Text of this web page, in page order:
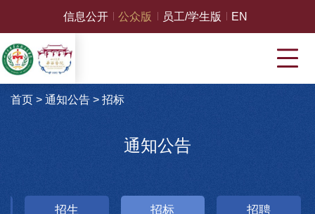
信息公开 公众版 员工/学生版 EN
首页 > 通知公告> 招标
通知公告
招生 招标 招聘